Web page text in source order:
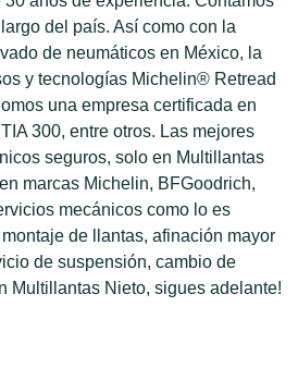
del país. Así como con la
de neumáticos en México, la
y tecnologías Michelin® Retread
una empresa certificada en
300, entre otros. Las mejores
seguros, solo en Multillantas
marcas Michelin, BFGoodrich,
mecánicos como lo es
de llantas, afinación mayor
de suspensión, cambio de
Multillantas Nieto, sigues adelante!